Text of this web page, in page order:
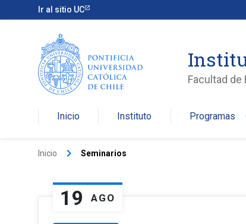
Ir al sitio UC
Facultad de
Inicio Instituto Programas
Inicio keyboard_arrow_right Seminarios
19 AGO